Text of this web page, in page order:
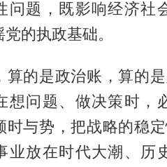
问题，既影响经济社
的执政基础。
算的是政治账，算的
想问题、做决策时，
时与势，把战略的稳
业放在时代大潮、历